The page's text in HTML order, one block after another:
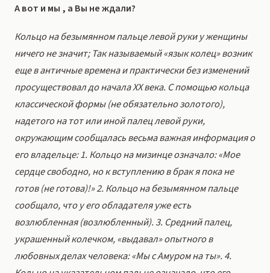
А вот и мы , а Вы не ждали?
Кольцо на безымянном пальце левой руки у женщины
ничего не значит; Так называемый «язык колец» возник
еще в античные времена и практически без изменений
просуществовал до начала ХХ века. С помощью кольца
классической формы (не обязательно золотого),
надетого на тот или иной палец левой руки,
окружающим сообщалась весьма важная информация о
его владельце: 1. Кольцо на мизинце означало: «Мое
сердце свободно, но к вступлению в брак я пока не
готов (не готова)!» 2. Кольцо на безымянном пальце
сообщало, что у его обладателя уже есть
возлюбленная (возлюбленный). 3. Средний палец,
украшенный колечком, «выдавал» опытного в
любовных делах человека: «Мы с Амуром на ты». 4.